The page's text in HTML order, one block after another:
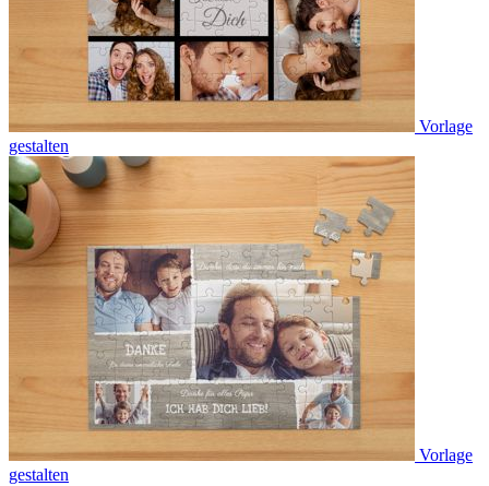
Vorlage
gestalten
Vorlage
gestalten